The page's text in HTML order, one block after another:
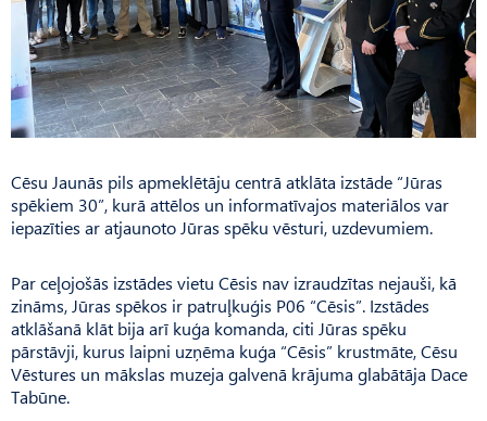
Cēsu Jaunās pils apmeklētāju centrā atklāta izstāde “Jūras
spēkiem 30”, kurā attēlos un informatīvajos materiālos var
iepazīties ar atjaunoto Jūras spēku vēsturi, uzdevumiem.
Par ceļojošās izstādes vietu Cēsis nav izraudzītas nejauši, kā
zināms, Jūras spēkos ir patruļkuģis P06 “Cēsis”. Izstādes
atklāšanā klāt bija arī kuģa komanda, citi Jūras spēku
pārstāvji, kurus laipni uzņēma kuģa “Cēsis” krustmāte, Cēsu
Vēstures un mākslas muzeja galvenā krājuma glabātāja Dace
Tabūne.